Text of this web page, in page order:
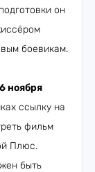
он
боевикам.
ноября
ссылку на
фильм
Плюс.
быть